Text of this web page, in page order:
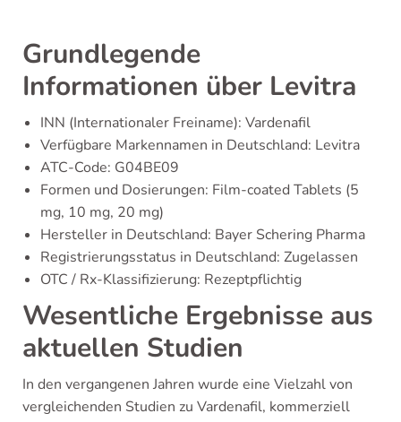
Grundlegende
Informationen über Levitra
INN (Internationaler Freiname): Vardenafil
Verfügbare Markennamen in Deutschland: Levitra
ATC-Code: G04BE09
Formen und Dosierungen: Film-coated Tablets (5
mg, 10 mg, 20 mg)
Hersteller in Deutschland: Bayer Schering Pharma
Registrierungsstatus in Deutschland: Zugelassen
OTC / Rx-Klassifizierung: Rezeptpflichtig
Wesentliche Ergebnisse aus
aktuellen Studien
In den vergangenen Jahren wurde eine Vielzahl von
vergleichenden Studien zu Vardenafil, kommerziell